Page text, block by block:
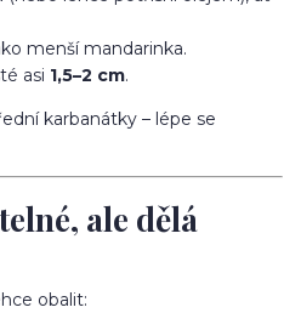
menší mandarinka.
asi 1,5–2 cm.
karbanátky – lépe se
ale dělá
obalit: